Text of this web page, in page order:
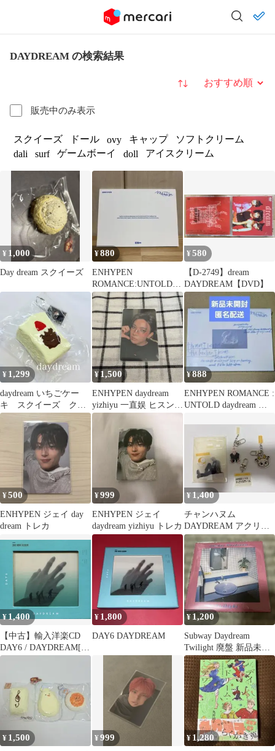
DAYDREAM の検索結果
販売中のみ表示
並び替え
スクイーズ ドール ovy キャップ
ソフトクリーム
dali
surf ゲームボーイ doll アイスクリーム
¥ 1,000
Day dream スクイーズ
¥880
ENHYPEN
ROMANCE:UNTOLD -
daydream- CD
¥580
【D-2749】dream
DAYDREAM【DVD】
¥ 1,299
daydream いちごケー
キ スクイーズ クリ
ーム感 希少
¥ 1,500
ENHYPEN daydream
yizhiyu 一直娱 ヒスン
トレカ
¥888
ENHYPEN ROMANCE :
UNTOLD daydream 新
¥500
ENHYPEN ジェイ day
dream トレカ
¥999
ENHYPEN ジェイ
daydream yizhiyu トレカ
¥ 1,400
チャンハヌム
DAYDREAM アクリル
スタンド キーホルダー
セット
¥ 1,400
【中古】輸入洋楽CD
DAY6 / DAYDREAM[輸
入盤]
¥ 1,800
DAY6 DAYDREAM
¥ 1,200
Subway Daydream
Twilight 廃盤 新品未開
封 最終価格
¥ 1,500 ¥999 ¥ 1,280